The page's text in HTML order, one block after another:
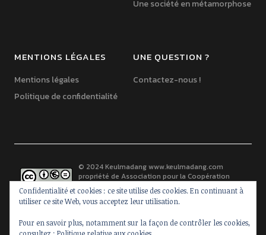
Une société en métamorphose
MENTIONS LÉGALES
Mentions légales
Politique de confidentialité
UNE QUESTION ?
Contactez-nous !
© 2024 Keulmadangwww.keulmadang.com
propriété de Association pour la Coopération
France-Corée
est mis à disposition selon les
termes de lalicence Creative Commons Paternité -
Pas d’Utilisation Commerciale - Pas de Modification 2.0 France
Confidentialité et cookies : ce site utilise des cookies. En continuant à
utiliser ce site Web, vous acceptez leur utilisation.
Pour en savoir plus, notamment sur la façon de contrôler les cookies,